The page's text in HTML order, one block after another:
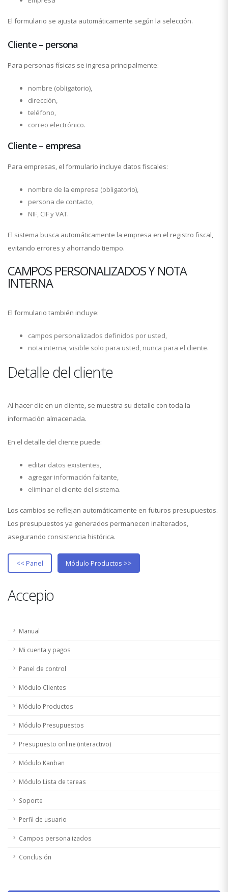
El formulario se ajusta automáticamente según la selección.
Cliente – persona
Para personas físicas se ingresa principalmente:
nombre (obligatorio),
dirección,
teléfono,
correo electrónico.
Cliente – empresa
Para empresas, el formulario incluye datos fiscales:
nombre de la empresa (obligatorio),
persona de contacto,
NIF, CIF y VAT.
El sistema busca automáticamente la empresa en el registro fiscal,
evitando errores y ahorrando tiempo.
CAMPOS PERSONALIZADOS Y NOTA
INTERNA
El formulario también incluye:
campos personalizados definidos por usted,
nota interna, visible solo para usted, nunca para el cliente.
Detalle del cliente
Al hacer clic en un cliente, se muestra su detalle con toda la
información almacenada.
En el detalle del cliente puede:
editar datos existentes,
agregar información faltante,
eliminar el cliente del sistema.
Los cambios se reflejan automáticamente en futuros presupuestos.
Los presupuestos ya generados permanecen inalterados,
asegurando consistencia histórica.
<< Panel Módulo Productos >>
Accepio
Manual
Mi cuenta y pagos
Panel de control
Módulo Clientes
Módulo Productos
Módulo Presupuestos
Presupuesto online (interactivo)
Módulo Kanban
Módulo Lista de tareas
Soporte
Perfil de usuario
Campos personalizados
Conclusión